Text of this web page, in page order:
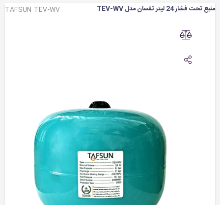
منبع تحت فشار 24 لیتر تفسان مدل TEV-WV TAFSUN TEV-WV